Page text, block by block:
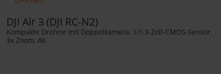
DJI Air 3 (DJI RC-N2)
Kompakte Drohne mit Doppelkamera, 1/1,3-Zoll-CMOS-Sensor,
3x Zoom, 4K
HPRC
TomCase
von0,00 € bis